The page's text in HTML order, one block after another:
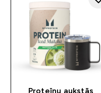
Proteīnu aukstās